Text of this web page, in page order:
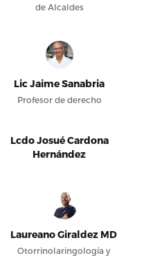
de Alcaldes
Lic Jaime Sanabria
Profesor de derecho
Lcdo Josué Cardona
Hernández
Laureano Giraldez MD
Otorrinolaringología y